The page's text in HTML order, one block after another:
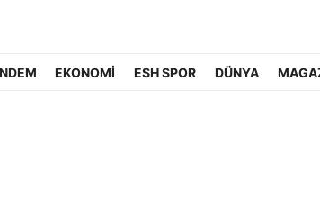
EKONOMİ ESH SPOR DÜNYA